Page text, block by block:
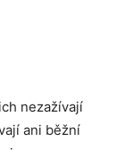
nezažívají
ani běžní